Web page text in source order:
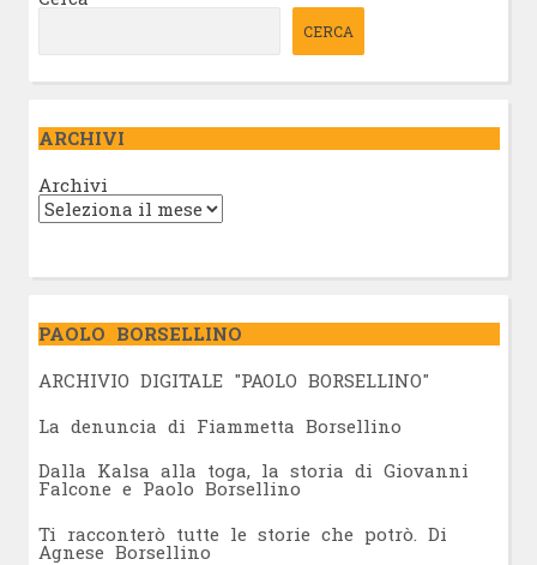
CERCA
ARCHIVI
Archivi
PAOLO BORSELLINO
ARCHIVIO DIGITALE "PAOLO BORSELLINO"
La denuncia di Fiammetta Borsellino
Dalla Kalsa alla toga, la storia di Giovanni
Falcone e Paolo Borsellino
Ti racconterò tutte le storie che potrò. Di
Agnese Borsellino